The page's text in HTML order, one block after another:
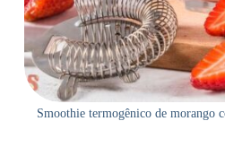
Smoothie termogênico de morango